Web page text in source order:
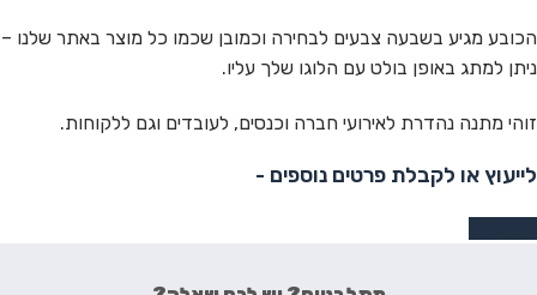
הכובע מגיע בשבעה צבעים לבחירה וכמובן שכמו כל מוצר באתר שלנו –
ניתן למתג באופן בולט עם הלוגו שלך עליו.
זוהי מתנה נהדרת לאירועי חברה וכנסים, לעובדים וגם ללקוחות.
לייעוץ או לקבלת פרטים נוספים -